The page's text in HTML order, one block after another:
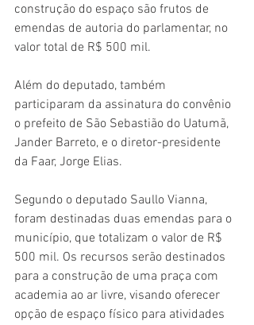
construção do espaço são frutos de
emendas de autoria do parlamentar, no
valor total de R$ 500 mil.
Além do deputado, também
participaram da assinatura do convênio
o prefeito de São Sebastião do Uatumã,
Jander Barreto, e o diretor-presidente
da Faar, Jorge Elias.
Segundo o deputado Saullo Vianna,
foram destinadas duas emendas para o
município, que totalizam o valor de R$
500 mil. Os recursos serão destinados
para a construção de uma praça com
academia ao ar livre, visando oferecer
opção de espaço físico para atividades